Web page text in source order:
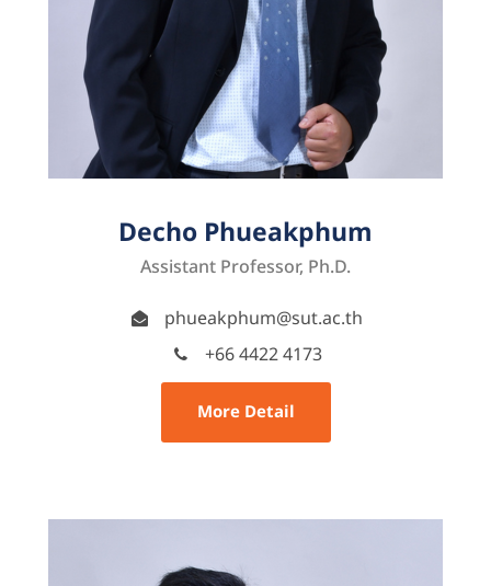
Decho Phueakphum
Assistant Professor, Ph.D.
phueakphum@sut.ac.th
+66 4422 4173
More Detail